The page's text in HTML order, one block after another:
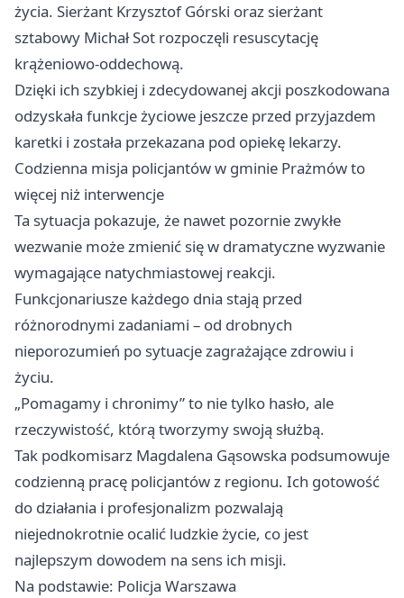
życia. Sierżant Krzysztof Górski oraz sierżant
sztabowy Michał Sot rozpoczęli resuscytację
krążeniowo-oddechową.
Dzięki ich szybkiej i zdecydowanej akcji poszkodowana
odzyskała funkcje życiowe jeszcze przed przyjazdem
karetki i została przekazana pod opiekę lekarzy.
Codzienna misja policjantów w gminie Prażmów to
więcej niż interwencje
Ta sytuacja pokazuje, że nawet pozornie zwykłe
wezwanie może zmienić się w dramatyczne wyzwanie
wymagające natychmiastowej reakcji.
Funkcjonariusze każdego dnia stają przed
różnorodnymi zadaniami – od drobnych
nieporozumień po sytuacje zagrażające zdrowiu i
życiu.
„Pomagamy i chronimy” to nie tylko hasło, ale
rzeczywistość, którą tworzymy swoją służbą.
Tak podkomisarz Magdalena Gąsowska podsumowuje
codzienną pracę policjantów z regionu. Ich gotowość
do działania i profesjonalizm pozwalają
niejednokrotnie ocalić ludzkie życie, co jest
najlepszym dowodem na sens ich misji.
Na podstawie: Policja Warszawa